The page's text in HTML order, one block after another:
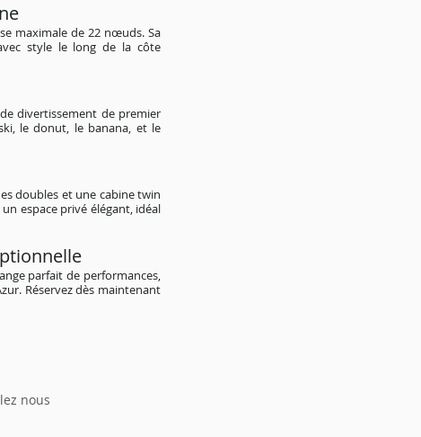
maximale de 22 nœuds. Sa
style le long de la côte
divertissement de premier
le donut, le banana, et le
doubles et une cabine twin
espace privé élégant, idéal
parfait de performances,
Réservez dès maintenant
nous